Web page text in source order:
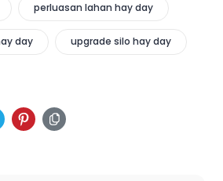
perluasan lahan hay day
day upgrade silo hay day